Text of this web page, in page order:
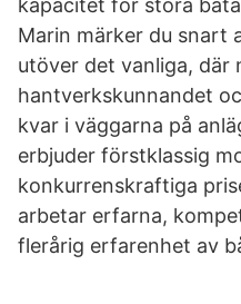
kapacitet för stora
Marin märker du snart
utöver det vanliga, där
hantverkskunnandet
kvar i väggarna på
erbjuder förstklassig
konkurrenskraftiga
arbetar erfarna,
flerårig erfarenhet av